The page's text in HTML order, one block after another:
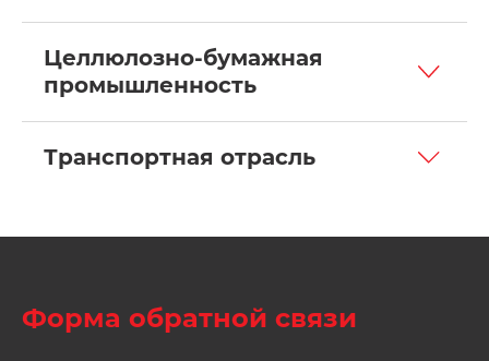
Целлюлозно-бумажная
промышленность
Транспортная отрасль
Форма обратной связи